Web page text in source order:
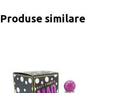
Produse similare